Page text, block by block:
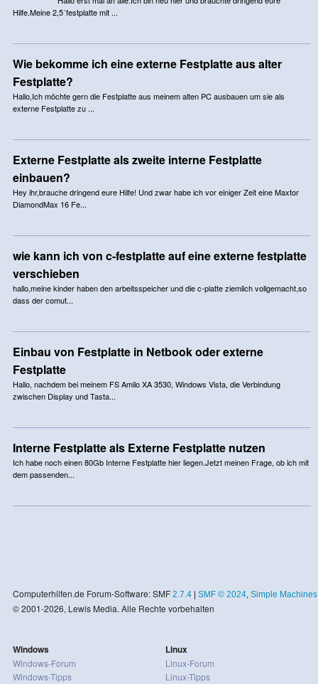
Hilfe.Meine 2,5´festplatte mit ...
Wie bekomme ich eine externe Festplatte aus alter
Festplatte?
Hallo,Ich möchte gern die Festplatte aus meinem alten PC ausbauen um sie als
externe Festplatte zu ...
Externe Festplatte als zweite interne Festplatte
einbauen?
Hey ihr,brauche dringend eure Hilfe! Und zwar habe ich vor einiger Zeit eine Maxtor
DiamondMax 16 Fe...
wie kann ich von c-festplatte auf eine externe festplatte
verschieben
hallo,meine kinder haben den arbeitsspeicher und die c-platte ziemlich vollgemacht,so
dass der comut...
Einbau von Festplatte in Netbook oder externe
Festplatte
Hallo, nachdem bei meinem FS Amilo XA 3530, Windows Vista, die Verbindung
zwischen Display und Tasta...
Interne Festplatte als Externe Festplatte nutzen
Ich habe noch einen 80Gb Interne Festplatte hier liegen.Jetzt meinen Frage, ob ich mit
dem passenden...
Computerhilfen.de Forum-Software: SMF 2.7.4| SMF © 2024, Simple Machines
© 2001-2026, Lewis Media. Alle Rechte vorbehalten
Windows
Windows-Forum
Windows-Tipps
Linux
Linux-Forum
Linux-Tipps